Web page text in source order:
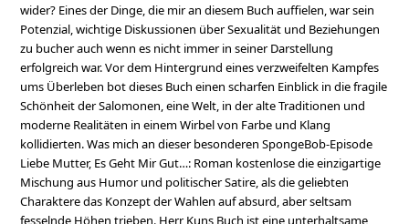
wider? Eines der Dinge, die mir an diesem Buch auffielen, war sein
Potenzial, wichtige Diskussionen über Sexualität und Beziehungen
zu bucher auch wenn es nicht immer in seiner Darstellung
erfolgreich war. Vor dem Hintergrund eines verzweifelten Kampfes
ums Überleben bot dieses Buch einen scharfen Einblick in die fragile
Schönheit der Salomonen, eine Welt, in der alte Traditionen und
moderne Realitäten in einem Wirbel von Farbe und Klang
kollidierten. Was mich an dieser besonderen SpongeBob-Episode
Liebe Mutter, Es Geht Mir Gut…: Roman kostenlose die einzigartige
Mischung aus Humor und politischer Satire, als die geliebten
Charaktere das Konzept der Wahlen auf absurd, aber seltsam
fesselnde Höhen trieben. Herr Kuns Buch ist eine unterhaltsame